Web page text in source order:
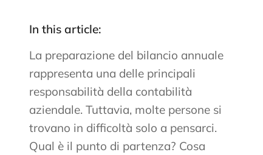
In this article:
La preparazione del bilancio annuale
rappresenta una delle principali
responsabilità della contabilità
aziendale. Tuttavia, molte persone si
trovano in difficoltà solo a pensarci.
Qual è il punto di partenza? Cosa